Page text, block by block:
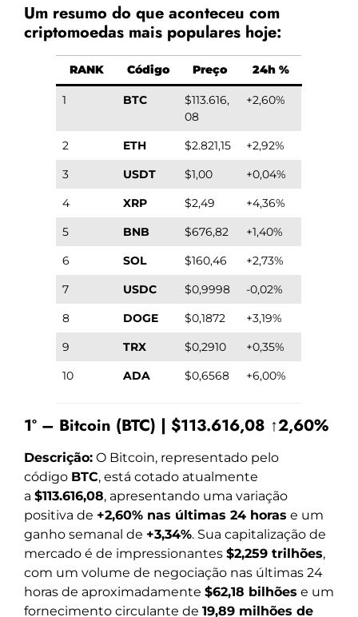
Um resumo do que aconteceu com
criptomoedas mais populares hoje:
RANK Código Preço 24h %
1 BTC
$113.616,
08
+2,60%
2 ETH $2.821,15
+2,92%
3
USDT $1,00
+0,04%
4
XRP $2,49
+4,36%
5
BNB $676,82
+1,40%
6
SOL $160,46
+2,73%
7
USDC $0,9998
-0,02%
8
DOGE $0,1872
+3,19%
9
TRX $0,2910
+0,35%
10
ADA $0,6568 +6,00%
1º – Bitcoin (BTC) | $113.616,08 ↑2,60%
Descrição: O Bitcoin, representado pelo
código BTC, está cotado atualmente
a $113.616,08, apresentando uma variação
positiva de +2,60% nas últimas 24 horas e um
ganho semanal de +3,34%. Sua capitalização de
mercado é de impressionantes $2,259 trilhões,
com um volume de negociação nas últimas 24
horas de aproximadamente $62,18 bilhões e um
fornecimento circulante de 19,89 milhões de